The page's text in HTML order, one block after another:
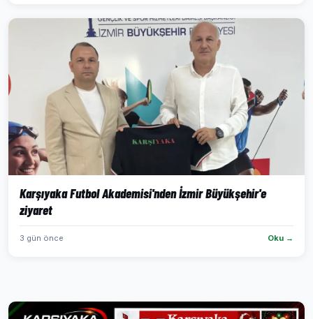
Karşıyaka Futbol Akademisi'nden İzmir Büyükşehir'e
ziyaret
3 gün önce Oku →